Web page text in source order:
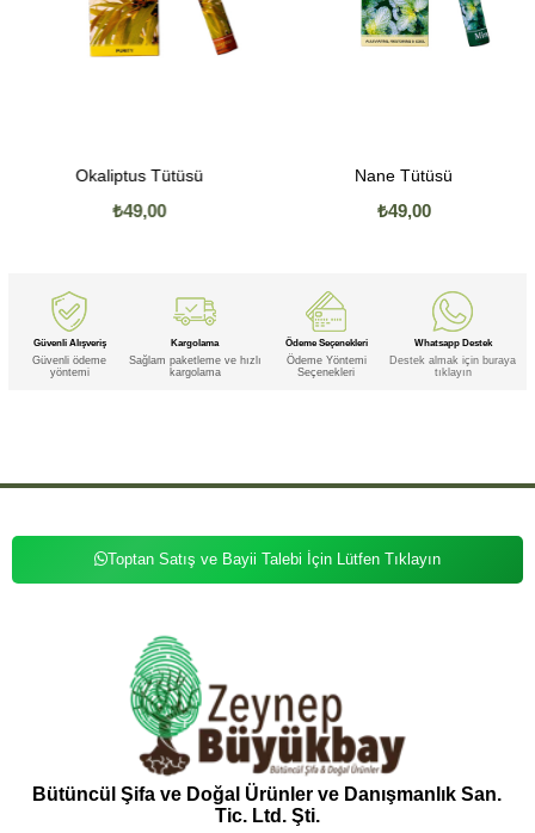
Okaliptus Tütüsü
₺49,00
Nane Tütüsü
₺49,00
Güvenli Alışveriş
Güvenli ödeme
yöntemi
Kargolama
Sağlam paketleme ve hızlı
kargolama
Ödeme Seçenekleri
Ödeme Yöntemi
Seçenekleri
Whatsapp Destek
Destek almak için buraya
tıklayın
Toptan Satış ve Bayii Talebi İçin Lütfen Tıklayın
Bütüncül Şifa ve Doğal Ürünler ve Danışmanlık San.
Tic. Ltd. Şti.